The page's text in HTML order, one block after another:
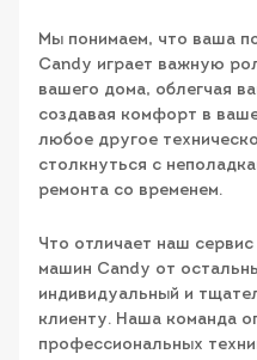
Мы понимаем, что ваша
Candy играет важную
вашего дома, облегчая
создавая комфорт в
любое другое
столкнуться с
ремонта со временем.
Что отличает наш
машин Candy от
индивидуальный и
клиенту. Наша команда
профессиональных